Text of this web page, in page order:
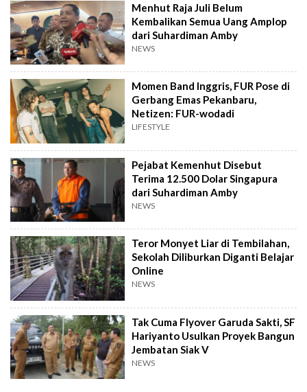
Menhut Raja Juli Belum
Kembalikan Semua Uang Amplop
dari Suhardiman Amby
NEWS
Momen Band Inggris, FUR Pose di
Gerbang Emas Pekanbaru,
Netizen: FUR-wodadi
LIFESTYLE
Pejabat Kemenhut Disebut
Terima 12.500 Dolar Singapura
dari Suhardiman Amby
NEWS
Teror Monyet Liar di Tembilahan,
Sekolah Diliburkan Diganti Belajar
Online
NEWS
Tak Cuma Flyover Garuda Sakti, SF
Hariyanto Usulkan Proyek Bangun
Jembatan Siak V
NEWS